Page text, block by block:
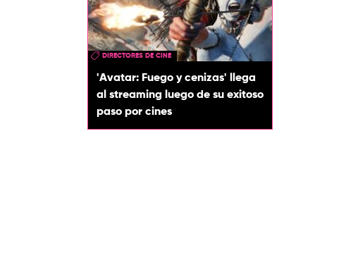
DIRECTORES DE CINE
'Avatar: Fuego y cenizas' llega
al streaming luego de su exitoso
paso por cines